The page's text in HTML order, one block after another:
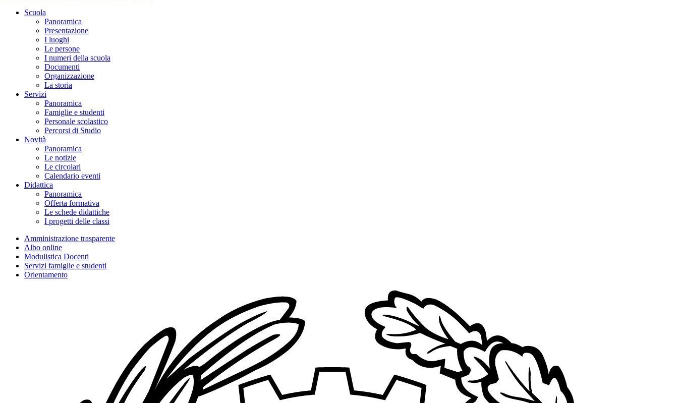
Scuola
Panoramica
Presentazione
I luoghi
Le persone
I numeri della scuola
Documenti
Organizzazione
La storia
Servizi
Panoramica
Famiglie e studenti
Personale scolastico
Percorsi di Studio
Novità
Panoramica
Le notizie
Le circolari
Calendario eventi
Didattica
Panoramica
Offerta formativa
Le schede didattiche
I progetti delle classi
Amministrazione trasparente
Albo online
Modulistica Docenti
Servizi famiglie e studenti
Orientamento